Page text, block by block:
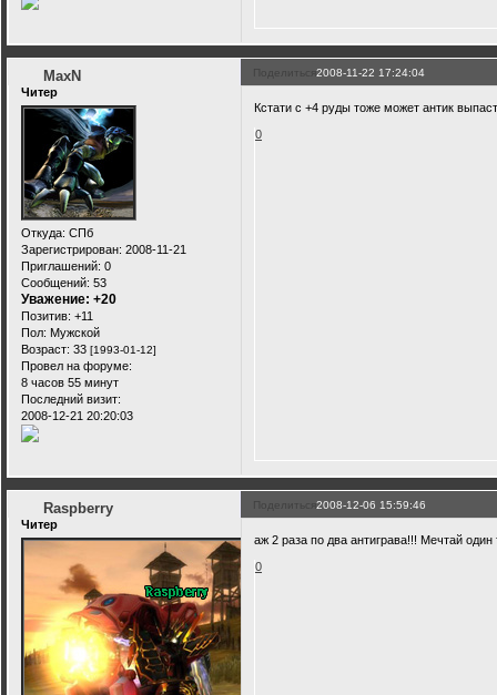
Поделиться2008-11-22 17:24:04
MaxN
Читер
Откуда: СПб
Зарегистрирован: 2008-11-21
Приглашений: 0
Сообщений: 53
Уважение: +20
Позитив: +11
Пол: Мужской
Возраст: 33 [1993-01-12]
Провел на форуме:
8 часов 55 минут
Последний визит:
2008-12-21 20:20:03
Кстати с +4 руды тоже может антик
0
Поделиться2008-12-06 15:59:46
Raspberry
Читер
аж 2 раза по два антиграва!!! Мечтай
0